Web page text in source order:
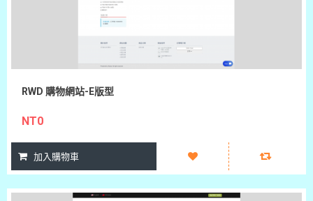
RWD 購物網站-E版型
NT0